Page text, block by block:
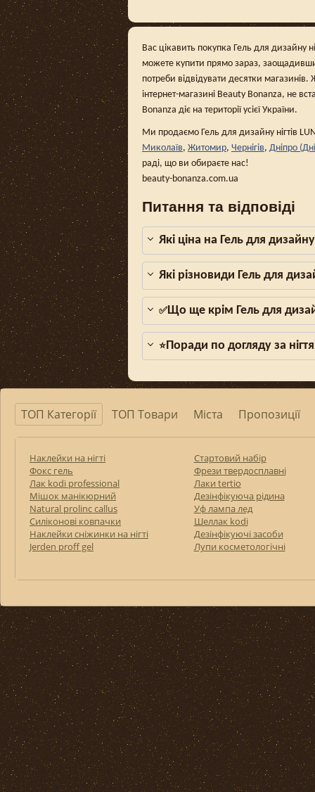
Вас цікавить покупка Гель для дизайну
можете купити прямо зараз,
потреби відвідувати десятки
інтернет-магазині Beauty Bonanza, не
Bonanza діє на території усієї України.
Ми продаємо Гель для дизайну нігтів
Миколаїв, Житомир, Чернігів, Дніпро
раді, що ви обираєте нас!
beauty-bonanza.com.ua
Питання та відповіді
Які ціна на Гель для
Які різновиди Гель для
✅Що ще крім Гель для
⭐Поради по догляду за
ТОП Категорії ТОП Товари Міста Пропозиції
Наклейки на нігті
Фокс гель
Лак kodi professional
Мішок манікюрний
Natural prolinc callus
Силіконові ковпачки
Наклейки сніжинки на нігті
Jerden proff gel
Стартовий набір
Фрези твердосплавні
Лаки tertio
Дезінфікуюча рідина
Уф лампа лед
Шеллак kodi
Дезінфікуючі засоби
Лупи косметологічні